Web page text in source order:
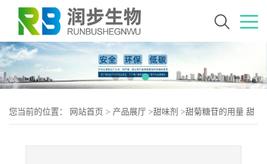
您当前的位置： 网站首页 > 产品展厅 >甜味剂 >甜菊糖苷的用量 甜